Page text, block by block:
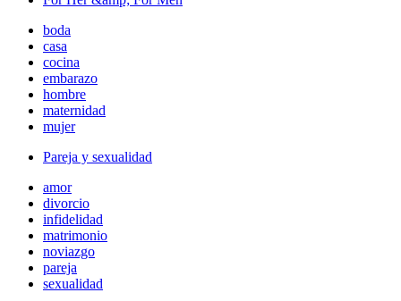
boda
casa
cocina
embarazo
hombre
maternidad
mujer
Pareja y sexualidad
amor
divorcio
infidelidad
matrimonio
noviazgo
pareja
sexualidad